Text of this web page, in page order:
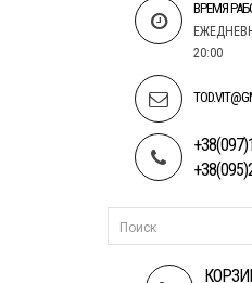
ВРЕМЯ
20:00